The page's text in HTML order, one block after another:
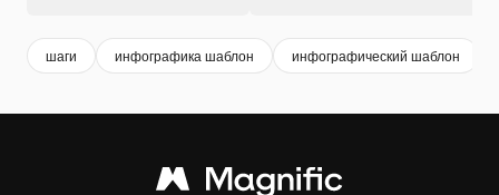
шаги инфографика шаблон инфографический шаблон